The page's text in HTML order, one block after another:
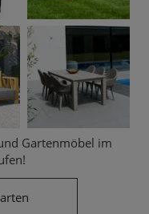
Gartenmöbel im